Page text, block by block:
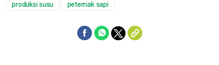
produksi susu peternak sapi